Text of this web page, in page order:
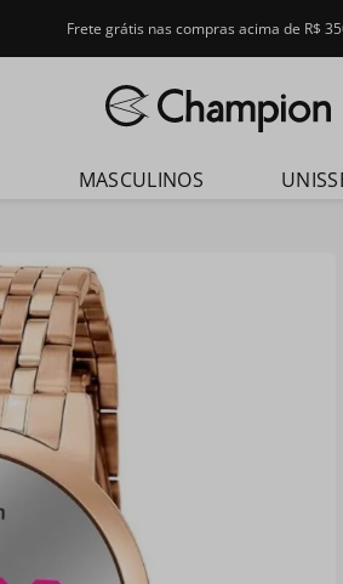
Frete grátis nas compras acima de R$
MASCULINOS